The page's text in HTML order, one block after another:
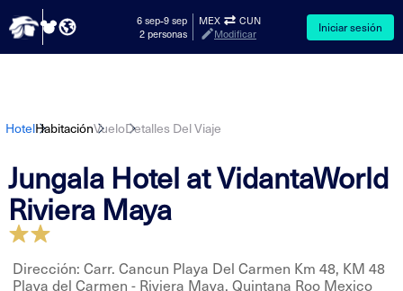
MEX CUN
6 sep-9 sep
2 personas
Modificar Iniciar sesión
HotelHabitaciónVueloDetalles Del Viaje
Jungala Hotel at VidantaWorld
Riviera Maya
Dirección: Carr. Cancun Playa Del Carmen Km 48, KM 48
Playa del Carmen - Riviera Maya, Quintana Roo Mexico